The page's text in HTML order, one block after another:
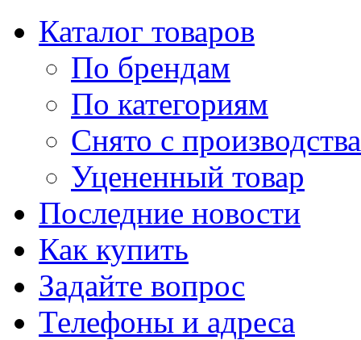
Каталог товаров
По брендам
По категориям
Снято с производства
Уцененный товар
Последние новости
Как купить
Задайте вопрос
Телефоны и адреса